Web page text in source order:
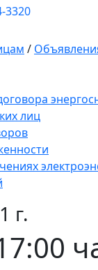
3320
/
лиц
г.